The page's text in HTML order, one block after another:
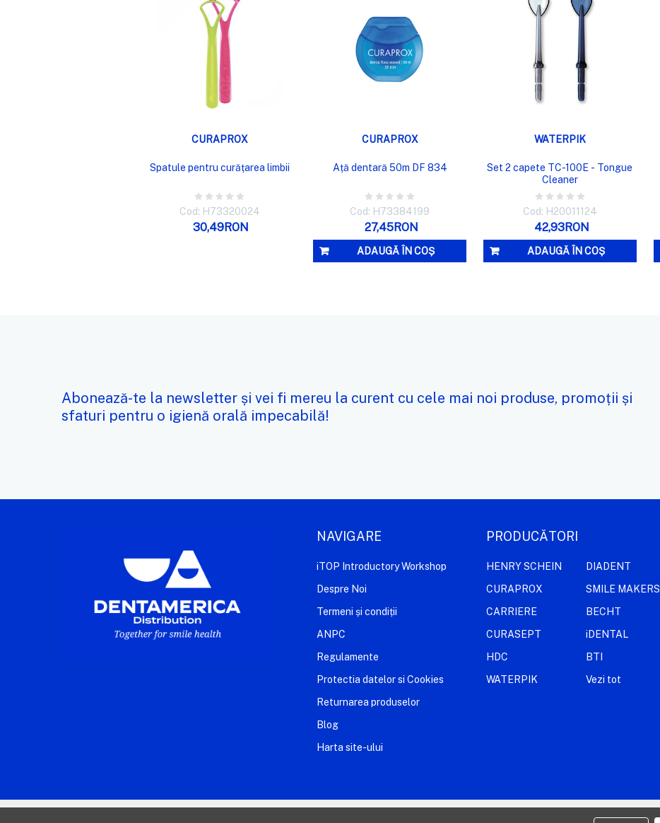
VIZUALIZARE RAPIDĂ
CURAPROX
Spatule pentru curățarea limbii
Cod: H73320024
30,49RON
VIZUALIZARE RAPIDĂ
CURAPROX
Ață dentară 50m DF 834
Cod: H73384199
27,45RON
ADAUGĂ ÎN COȘ
VIZUALIZARE RAPIDĂ
WATERPIK
Set 2 capete TC-100E - Tongue
Cleaner
Cod: H20011124
42,93RON
ADAUGĂ ÎN COȘ
Abonează-te la newsletter și vei fi mereu la curent cu cele mai noi produse, promoții și
sfaturi pentru o igienă orală impecabilă!
NAVIGARE
iTOP Introductory Workshop
Despre Noi
Termeni și condiții
ANPC
Regulamente
Protectia datelor si Cookies
Returnarea produselor
Blog
Harta site-ului
PRODUCĂTORI
HENRY SCHEIN
CURAPROX
CARRIERE
CURASEPT
HDC
WATERPIK
DIADENT
SMILE MAKERS
BECHT
iDENTAL
BTI
Vezi tot